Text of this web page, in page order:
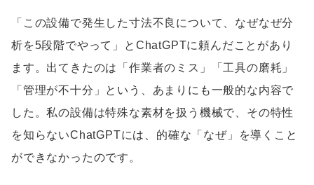
「この設備で発生した寸法不良について、なぜなぜ分
析を5段階でやって」とChatGPTに頼んだことがあり
ます。出てきたのは「作業者のミス」「工具の磨耗」
「管理が不十分」という、あまりにも一般的な内容で
した。私の設備は特殊な素材を扱う機械で、その特性
を知らないChatGPTには、的確な「なぜ」を導くこと
ができなかったのです。